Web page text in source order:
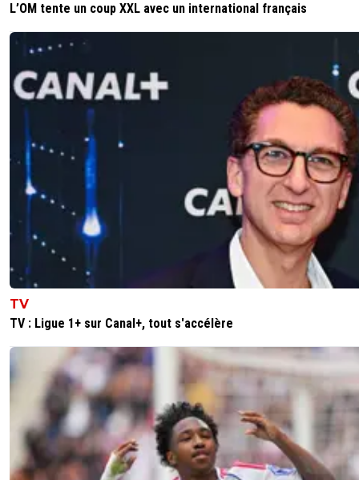
L’OM tente un coup XXL avec un international français
TV
TV : Ligue 1+ sur Canal+, tout s'accélère